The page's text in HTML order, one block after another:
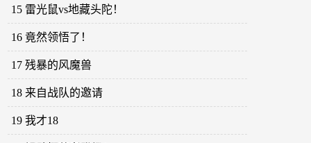
15 雷光鼠vs地藏头陀！
16 竟然领悟了！
17 残暴的风魔兽
18 来自战队的邀请
19 我才18